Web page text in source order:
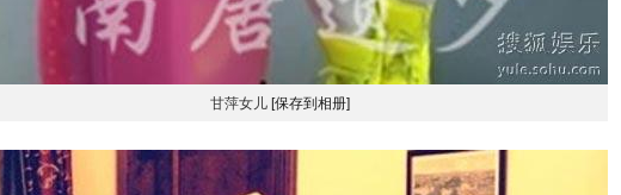
甘萍女儿 [保存到相册]